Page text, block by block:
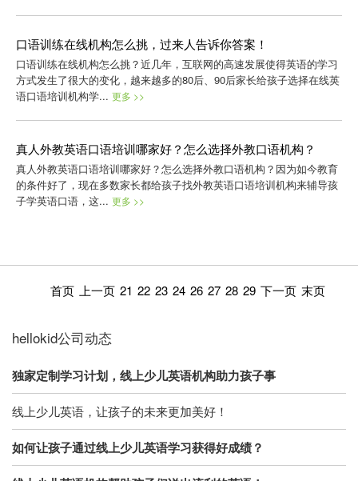
口语训练在线机构怎么挑，过来人告诉你答案！
口语训练在线机构怎么挑？近几年，互联网的高速发展使得英语的学习
方式发生了很大的变化，越来越多的80后、90后家长给孩子选择在线英
语口语培训机构学... 更多 >>
真人外教英语口语培训哪家好？怎么选择外教口语机构？
真人外教英语口语培训哪家好？怎么选择外教口语机构？因为如今教育
的条件好了，现在多数家长都给孩子找外教英语口语培训机构来辅导孩
子学英语口语，这... 更多 >>
首页 上一页 21 22 23 24 26 27 28 29 下一页 末页
hellokid公司动态
独家定制学习计划，线上少儿英语机构助力孩子事
线上少儿英语，让孩子的未来更加美好！
如何让孩子通过线上少儿英语学习获得好成绩？